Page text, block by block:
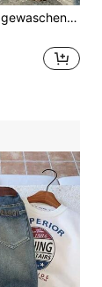
Young BoyFashion gewaschene Denim Jeans, lässige Jeans mit elastischem Bund und schmal zulaufendem Bein, weiches Baumwoll-Stretch-Gewebe, geeignet für Frühling, Sommer, Herbst und Winter